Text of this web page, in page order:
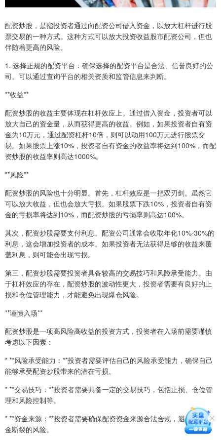
配资炒股，是指投资者通过向配资公司借入资金，以放大杠杆进行股
票交易的一种方式。这种方式可以放大投资收益股市配资公司，但也
伴随着更高的风险。
1. 选择正规的配资平台：确保选择的配资平台是合法、信誉良好的公
司。可以通过查询平台的相关资质和监管信息来判断。
**收益**
配资炒股的收益主要体现在杠杆效应上。通过借入资金，投资者可以
放大自己的资金量，从而获得更高的收益。例如，如果投资者自有资
金为10万元，通过配资杠杆10倍，则可以动用100万元进行股票交
易。如果股票上涨10%，投资者自有资金的收益率将达到100%，而配
资炒股的收益率则高达1000%。
**风险**
配资炒股的风险也十分明显。首先，杠杆效应是一把双刃剑。虽然它
可以放大收益，但也会放大亏损。如果股票下跌10%，投资者自有资
金的亏损率将达到10%，而配资炒股的亏损率则高达100%。
其次，配资炒股需要支付利息。配资公司通常会收取年化10%-30%的
利息，这会增加投资者的成本。如果投资者无法获得足够的收益来覆
盖利息，则可能会出现亏损。
第三，配资炒股需要投资者具备较高的交易技巧和风险承受能力。由
于杠杆效应的存在，配资炒股的波动性更大，投资者需要有良好的止
损和仓位管理能力，才能避免出现爆仓风险。
**谨慎入场**
配资炒股是一项高风险高收益的投资方式，投资者在入场前需要谨慎
考虑以下因素：
* **风险承受能力：**投资者需要评估自己的风险承受能力，确保自己
能够承受配资炒股带来的潜在亏损。
* **交易技巧：**投资者需要具备一定的交易技巧，包括止损、仓位管
理和风险控制等。
* **资金来源：**投资者需要确保配资资金来源合法合规，避免出现资
金断裂的风险。